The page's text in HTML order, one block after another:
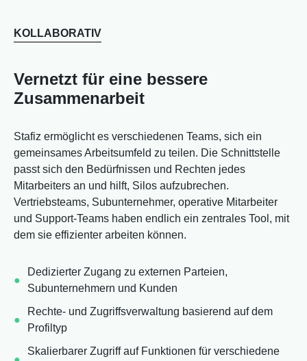
KOLLABORATIV
Vernetzt für eine bessere
Zusammenarbeit
Stafiz ermöglicht es verschiedenen Teams, sich ein
gemeinsames Arbeitsumfeld zu teilen. Die Schnittstelle
passt sich den Bedürfnissen und Rechten jedes
Mitarbeiters an und hilft, Silos aufzubrechen.
Vertriebsteams, Subunternehmer, operative Mitarbeiter
und Support-Teams haben endlich ein zentrales Tool, mit
dem sie effizienter arbeiten können.
Dedizierter Zugang zu externen Parteien,
Subunternehmern und Kunden
Rechte- und Zugriffsverwaltung basierend auf dem
Profiltyp
Skalierbarer Zugriff auf Funktionen für verschiedene